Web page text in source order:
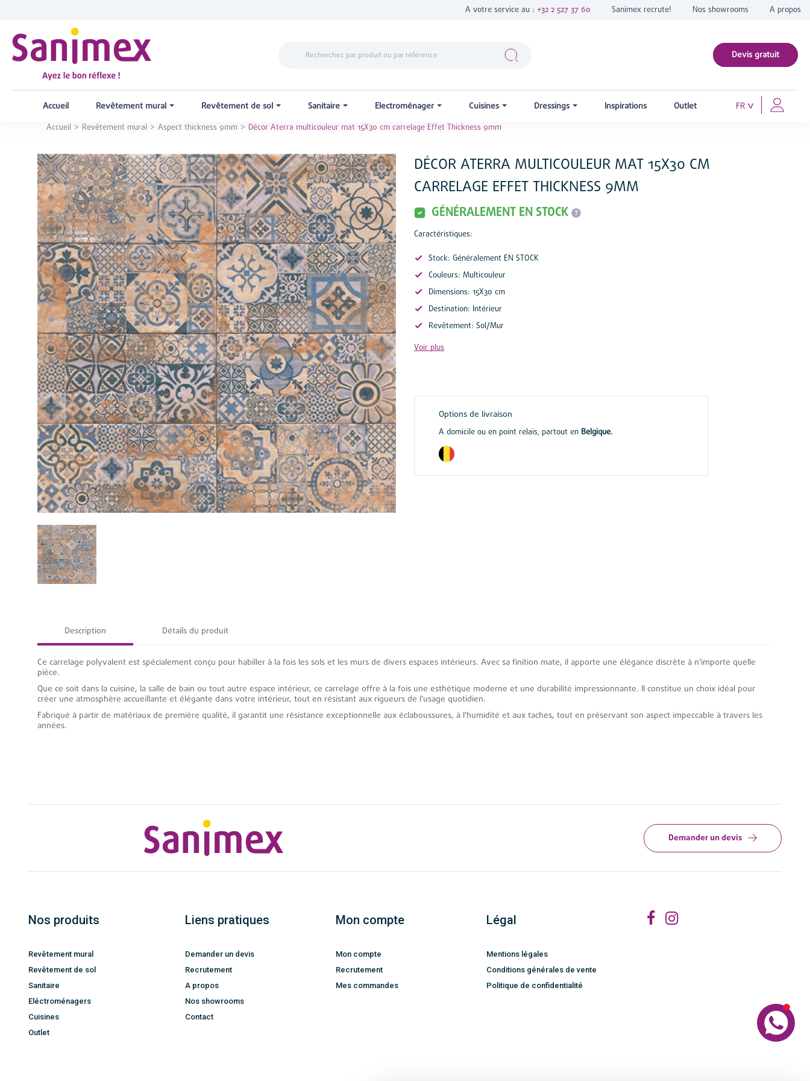
A votre service au : +32 2 527 37 60 Sanimex recrute! Nos showrooms A propos
Devis gratuit
Accueil Revêtement mural Revêtement de sol Sanitaire Electroménager Cuisines Dressings Inspirations Outlet FR
Accueil Revêtement mural Aspect thickness 9mm Décor Aterra multicouleur mat 15X30 cm carrelage Effet Thickness 9mm
DÉCOR ATERRA MULTICOULEUR MAT 15X30 CM
CARRELAGE EFFET THICKNESS 9MM
GÉNÉRALEMENT EN STOCK
Caractéristiques:
Stock: Généralement EN STOCK
Couleurs: Multicouleur
Dimensions: 15X30 cm
Destination: Intérieur
Revêtement: Sol/Mur
Voir plus
Options de livraison
A domicile ou en point relais, partout en Belgique.
Description Détails du produit
Ce carrelage polyvalent est spécialement conçu pour habiller à la fois les sols et les murs de divers espaces intérieurs. Avec sa finition mate, il apporte une élégance discrète à n'importe quelle
pièce.
Que ce soit dans la cuisine, la salle de bain ou tout autre espace intérieur, ce carrelage offre à la fois une esthétique moderne et une durabilité impressionnante. Il constitue un choix idéal pour
créer une atmosphère accueillante et élégante dans votre intérieur, tout en résistant aux rigueurs de l'usage quotidien.
Fabriqué à partir de matériaux de première qualité, il garantit une résistance exceptionnelle aux éclaboussures, à l'humidité et aux taches, tout en préservant son aspect impeccable à travers les
années.
Demander un devis
Nos produits
Revêtement mural
Revêtement de sol
Sanitaire
Eléctroménagers
Cuisines
Outlet
Liens pratiques
Demander un devis
Recrutement
A propos
Nos showrooms
Contact
Mon compte
Mon compte
Recrutement
Mes commandes
Légal
Mentions légales
Conditions générales de vente
Politique de confidentialité